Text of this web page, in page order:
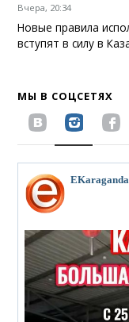
Вчера, 20:34
Новые правила
вступят в силу в
МЫ В СОЦСЕТЯХ